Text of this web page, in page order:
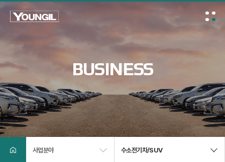
BUSINESS
사업분야 수소전기차/SUV